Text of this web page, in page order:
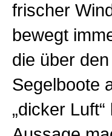
frischer
bewegt
die über
Segelboote
„dicker